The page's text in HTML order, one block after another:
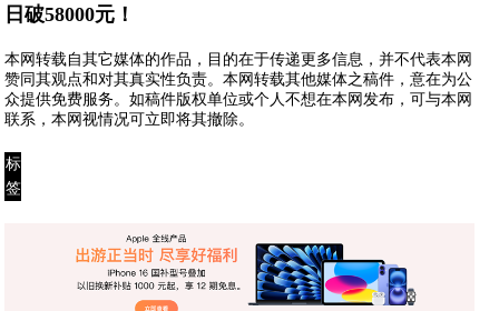
日破58000元！
本网转载自其它媒体的作品，目的在于传递更多信息，并不代表本网
赞同其观点和对其真实性负责。本网转载其他媒体之稿件，意在为公
众提供免费服务。如稿件版权单位或个人不想在本网发布，可与本网
联系，本网视情况可立即将其撤除。
标
签